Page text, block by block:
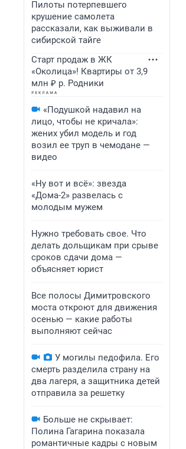
Пилоты потерпевшего
крушение самолета
рассказали, как выживали в
сибирской тайге
Старт продаж в ЖК
«Околица»! Квартиры от 3,9
млн ₽ р. Родники
«Подушкой надавил на
лицо, чтобы не кричала»:
жених убил модель и год
возил ее труп в чемодане —
видео
«Ну вот и всё»: звезда
«Дома-2» развелась с
молодым мужем
Нужно требовать свое. Что
делать дольщикам при срыве
сроков сдачи дома —
объясняет юрист
Все полосы Димитровского
моста откроют для движения
осенью — какие работы
выполняют сейчас
У могилы педофила. Его
смерть разделила страну на
два лагеря, а защитника детей
отправила за решетку
Больше не скрывает:
Полина Гагарина показала
романтичные кадры с новым